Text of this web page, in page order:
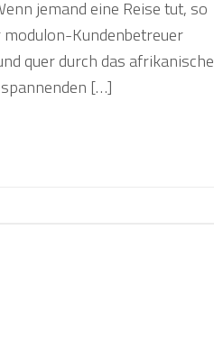
jemand eine Reise tut, so
modulon-Kundenbetreuer
quer durch das afrikanische
[…]